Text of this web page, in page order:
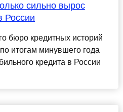
сильно вырос
России
бюро кредитных историй
итогам минувшего года
кредита в России